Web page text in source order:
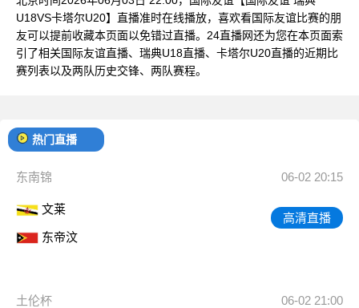
U18VS卡塔尔U20】直播准时在线播放，喜欢看国际友谊比赛的朋
友可以提前收藏本页面以免错过直播。24直播网还为您在本页面索
引了相关国际友谊直播、瑞典U18直播、卡塔尔U20直播的近期比
赛列表以及两队历史交锋、两队赛程。
热门直播
东南锦 06-02 20:15
文莱
东帝汶
高清直播
土伦杯 06-02 21:00